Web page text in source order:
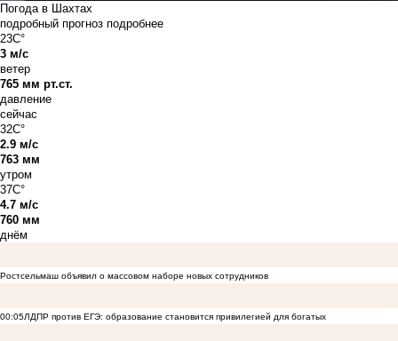
Погода в Шахтах
подробный прогноз подробнее
23C°
3 м/с
ветер
765 мм рт.ст.
давление
сейчас
32C°
2.9 м/с
763 мм
утром
37C°
4.7 м/с
760 мм
днём
Ростсельмаш объявил о массовом наборе новых сотрудников
00:05ЛДПР против ЕГЭ: образование становится привилегией для богатых